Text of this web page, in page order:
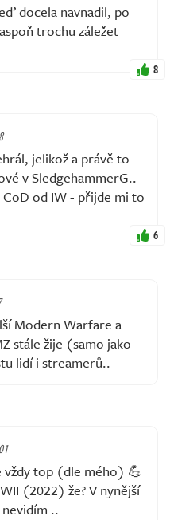
docela navnadil, po
trochu záležet
8
jelikož a právě to
v SledgehammerG..
od IW - přijde mi to
6
Modern Warfare a
stále žije (samo jako
lidí i streamerů..
vždy top (dle mého) 💪
(2022) že? V nynější
..